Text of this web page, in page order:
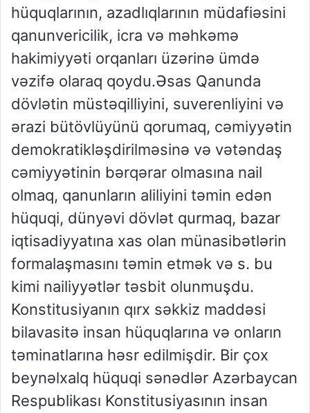
hüquqlarının, azadlıqlarının müdafiəsini
qanunvericilik, icra və məhkəmə
hakimiyyəti orqanları üzərinə ümdə
vəzifə olaraq qoydu.Əsas Qanunda
dövlətin müstəqilliyini, suverenliyini və
ərazi bütövlüyünü qorumaq, cəmiyyətin
demokratikləşdirilməsinə və vətəndaş
cəmiyyətinin bərqərar olmasına nail
olmaq, qanunların aliliyini təmin edən
hüquqi, dünyəvi dövlət qurmaq, bazar
iqtisadiyyatına xas olan münasibətlərin
formalaşmasını təmin etmək və s. bu
kimi nailiyyətlər təsbit olunmuşdu.
Konstitusiyanın qırx səkkiz maddəsi
bilavasitə insan hüquqlarına və onların
təminatlarına həsr edilmişdir. Bir çox
beynəlxalq hüquqi sənədlər Azərbaycan
Respublikası Konstitusiyasının insan